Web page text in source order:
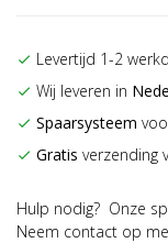
check Levertijd 1-2
check Wij leveren in
check Spaarsysteem
check Gratis verzending
Hulp nodig? Onze
Neem contact op